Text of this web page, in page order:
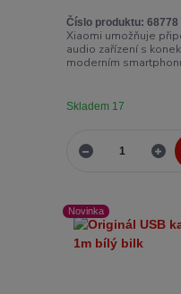
Číslo produktu: 68778
Xiaomi umožňuje
audio zařízení s
moderním
Skladem 17
Novinka